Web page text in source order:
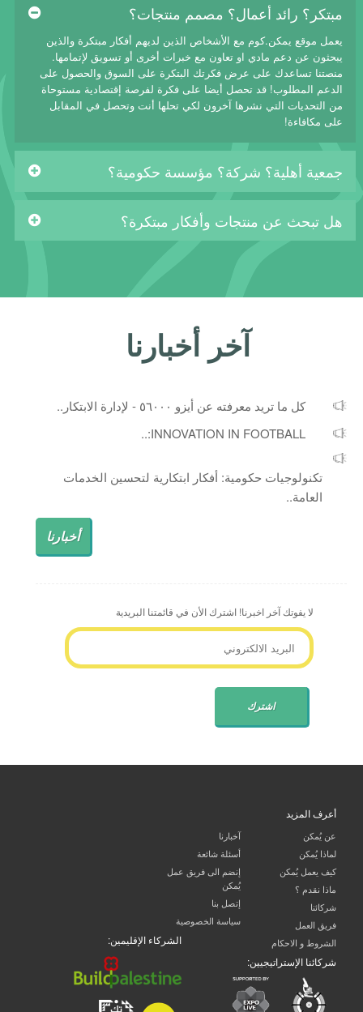
مبتكر؟ رائد أعمال؟ مصمم منتجات؟
يعمل موقع يمكن.كوم مع الأشخاص الذين لديهم أفكار مبتكرة والذين
يبحثون عن دعم مادي او تعاون مع خبرات أخرى أو تسويق لإتمامها.
منصتنا تساعدك على عرض فكرتك البتكرة على السوق والحصول على
الدعم المطلوب! قد تحصل أيضا على فكرة لفرصة إقتصادية مستوحاة
من التحديات التي نشرها آخرون لكي تحلها أنت وتحصل في المقابل
على مكافاءة!
جمعية أهلية؟ شركة؟ مؤسسة حكومية؟
هل تبحث عن منتجات وأفكار مبتكرة؟
آخر أخبارنا
كل ما تريد معرفته عن أيزو ٥٦٠٠٠ - لإدارة الابتكار..
INNOVATION IN FOOTBALL:..
تكنولوجيات حكومية: أفكار ابتكارية لتحسين الخدمات
العامة..
أخبارنا
لا يفوتك آخر اخبرنا! اشترك الأن في قائمتنا البريدية
أعرف المزيد
عن يُمكن
لماذا يُمكن
كيف يعمل يُمكن
ماذا نقدم ؟
شركائنا
فريق العمل
الشروط و الاحكام
آخبارنا
أسئلة شائعة
إنضم الى فريق عمل
يُمكن
إتصل بنا
سياسة الخصوصية
الشركاء الإقليمين:
شركائنا الإستراتيجيين: